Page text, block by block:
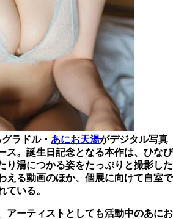
ラドル・ あにお天湯がデジタル写真
ス。誕生日記念となる本作は、ひなび
り湯につかる姿をたっぷりと撮影した
える動画のほか、個展に向けて自室で
ている。
アーティストとしても活動中のあにお